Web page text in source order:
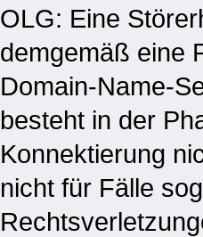
OLG: Eine
demgemäß eine
Domain-Name-
besteht in der
Konnektierung
nicht für Fälle